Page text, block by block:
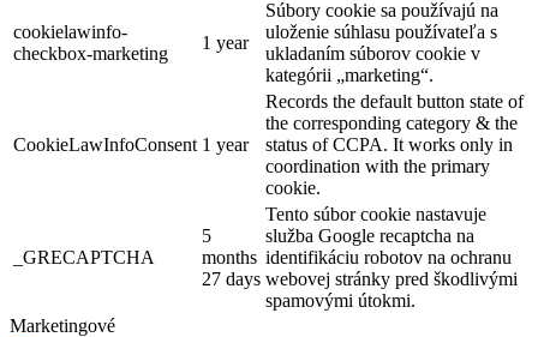
cookielawinfo-
checkbox-marketing
1 year
Súbory cookie sa používajú na
uloženie súhlasu používateľa s
ukladaním súborov cookie v
kategórii „marketing“.
CookieLawInfoConsent 1 year
Records the default button state of
the corresponding category & the
status of CCPA. It works only in
coordination with the primary
cookie.
_GRECAPTCHA
5
months
27 days
Tento súbor cookie nastavuje
služba Google recaptcha na
identifikáciu robotov na ochranu
webovej stránky pred škodlivými
spamovými útokmi.
Marketingové